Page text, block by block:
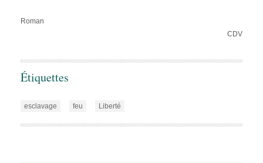
Roman
CDV
Étiquettes
esclavage feu Liberté